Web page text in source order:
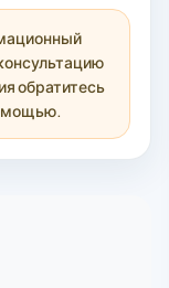
обратитесь